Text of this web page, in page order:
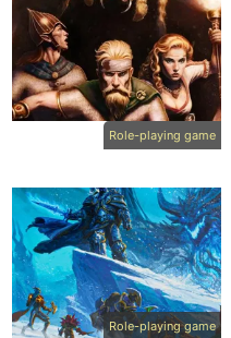
Role-playing game
Role-playing game